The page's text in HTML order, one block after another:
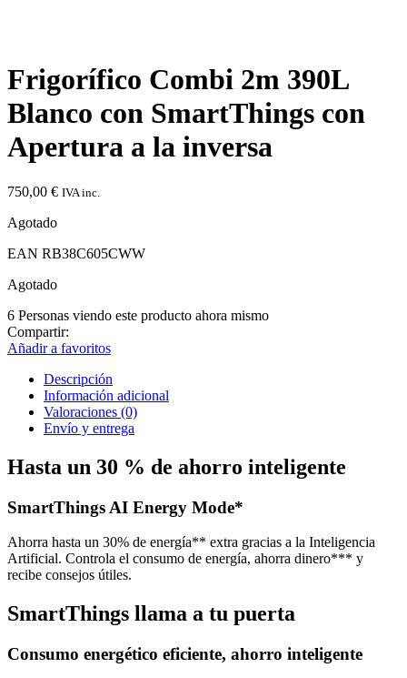
Frigorífico Combi 2m 390L
Blanco con SmartThings con
Apertura a la inversa
750,00 € IVA inc.
Agotado
EAN RB38C605CWW
Agotado
6 Personas viendo este producto ahora mismo
Compartir:
Añadir a favoritos
Descripción
Información adicional
Valoraciones (0)
Envío y entrega
Hasta un 30 % de ahorro inteligente
SmartThings AI Energy Mode*
Ahorra hasta un 30% de energía** extra gracias a la Inteligencia
Artificial. Controla el consumo de energía, ahorra dinero*** y
recibe consejos útiles.
SmartThings llama a tu puerta
Consumo energético eficiente, ahorro inteligente